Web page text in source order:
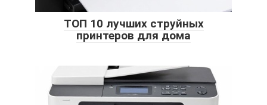
ТОП 10 лучших струйных
принтеров для дома